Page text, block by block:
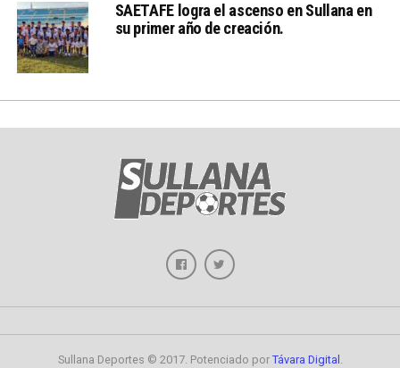
SAETAFE logra el ascenso en Sullana en
su primer año de creación.
Sullana Deportes © 2017. Potenciado por Távara Digital .